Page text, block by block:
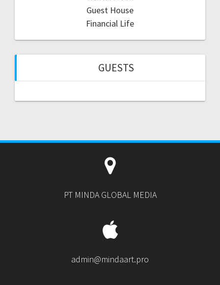
Guest House
Financial Life
GUESTS
PT MINDA GLOBAL MEDIA
admin@mindaart.pro